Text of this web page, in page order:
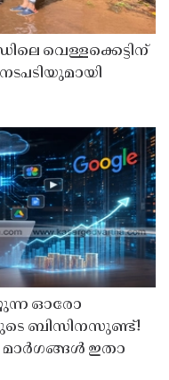
വെള്ളക്കെട്ടിന്
ഓരോ
ബിസിനസുണ്ട്!
മാർഗങ്ങൾ ഇതാ